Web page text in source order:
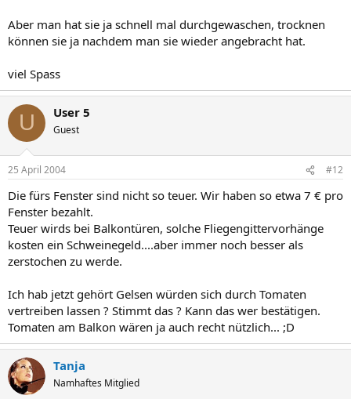
Aber man hat sie ja schnell mal durchgewaschen, trocknen
können sie ja nachdem man sie wieder angebracht hat.
viel Spass
U User 5
Guest
25 April 2004 #12
Die fürs Fenster sind nicht so teuer. Wir haben so etwa 7 € pro
Fenster bezahlt.
Teuer wirds bei Balkontüren, solche Fliegengittervorhänge
kosten ein Schweinegeld....aber immer noch besser als
zerstochen zu werde.
Ich hab jetzt gehört Gelsen würden sich durch Tomaten
vertreiben lassen ? Stimmt das ? Kann das wer bestätigen.
Tomaten am Balkon wären ja auch recht nützlich... ;D
Tanja
Namhaftes Mitglied